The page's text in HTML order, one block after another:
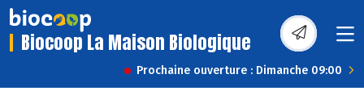
Biocoop La Maison Biologique
Prochaine ouverture : Dimanche 09:00